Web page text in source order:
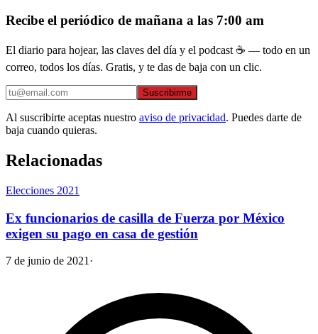
Recibe el periódico de mañana a las 7:00 am
El diario para hojear, las claves del día y el podcast ☕ — todo en un
correo, todos los días. Gratis, y te das de baja con un clic.
Suscribirme
Al suscribirte aceptas nuestro aviso de privacidad. Puedes darte de
baja cuando quieras.
Relacionadas
Elecciones 2021
Ex funcionarios de casilla de Fuerza por México
exigen su pago en casa de gestión
7 de junio de 2021 ·